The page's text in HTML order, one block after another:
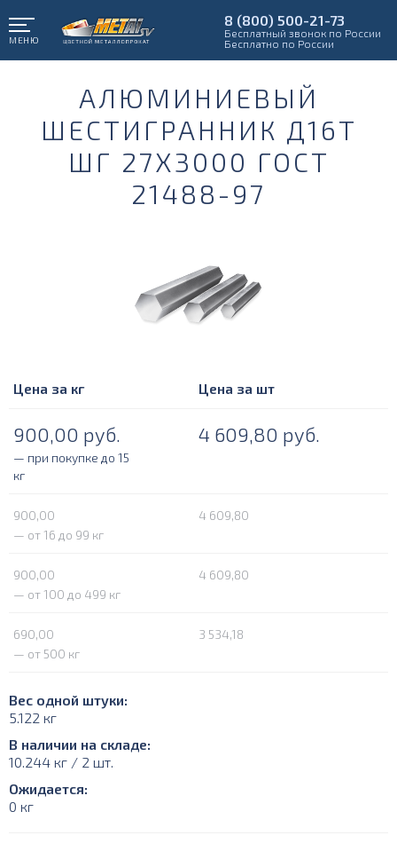
МЕНЮ
8 (800) 500-21-73
Бесплатный звонок по России
Бесплатно по России
АЛЮМИНИЕВЫЙ
ШЕСТИГРАННИК Д16Т
ШГ 27Х3000 ГОСТ
21488-97
Цена за кг Цена за шт
900,00 руб. 4 609,80 руб.
— при покупке до 15
кг
900,00
4 609,80
— от 16 до 99 кг
900,00
4 609,80
— от 100 до 499 кг
690,00
3 534,18
— от 500 кг
Вес одной штуки:
5.122 кг
В наличии на складе:
10.244 кг / 2 шт.
Ожидается:
0 кг